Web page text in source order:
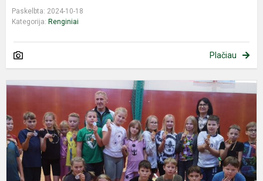
Paskelbta: 2024-10-18
Kategorija: Renginiai
Plačiau